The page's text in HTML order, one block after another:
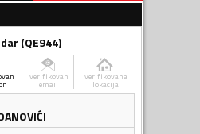
(QE944)
verifikovan
email
verifikovana
lokacija